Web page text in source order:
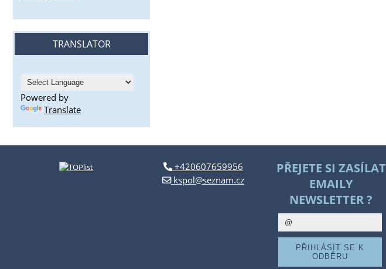
TRANSLATOR
Powered by
Translate
+420607659956
kspol@seznam.cz
PŘEJETE SI ZASÍLAT
EMAILY
NEWSLETTER ?